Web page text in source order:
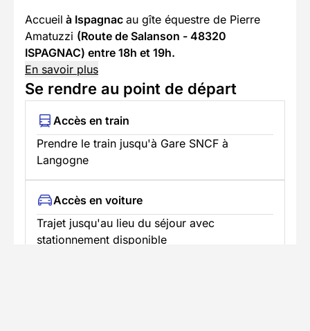
Accueil à Ispagnac au gîte équestre de Pierre
Amatuzzi (Route de Salanson - 48320
ISPAGNAC) entre 18h et 19h.
En savoir plus
Se rendre au point de départ
Accès en train
Prendre le train jusqu'à Gare SNCF à
Langogne
Accès en voiture
Trajet jusqu'au lieu du séjour avec
stationnement disponible